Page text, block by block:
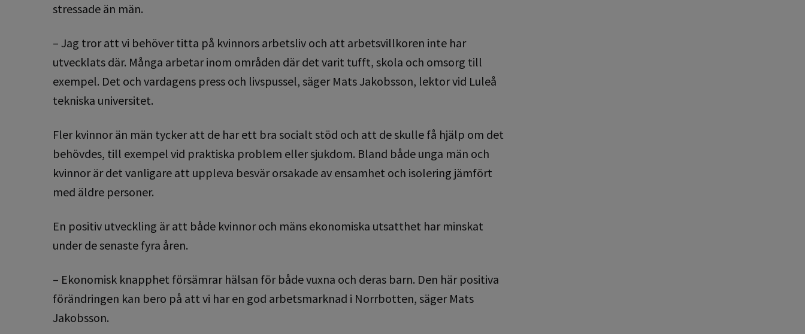
stressade än män.
– Jag tror att vi behöver titta på kvinnors arbetsliv och att arbetsvillkoren inte har
utvecklats där. Många arbetar inom områden där det varit tufft, skola och omsorg till
exempel. Det och vardagens press och livspussel, säger Mats Jakobsson, lektor vid Luleå
tekniska universitet.
Fler kvinnor än män tycker att de har ett bra socialt stöd och att de skulle få hjälp om det
behövdes, till exempel vid praktiska problem eller sjukdom. Bland både unga män och
kvinnor är det vanligare att uppleva besvär orsakade av ensamhet och isolering jämfört
med äldre personer.
En positiv utveckling är att både kvinnor och mäns ekonomiska utsatthet har minskat
under de senaste fyra åren.
– Ekonomisk knapphet försämrar hälsan för både vuxna och deras barn. Den här positiva
förändringen kan bero på att vi har en god arbetsmarknad i Norrbotten, säger Mats
Jakobsson.